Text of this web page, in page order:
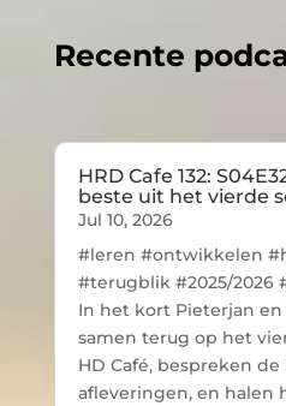
Recente
HRD Cafe 132:
beste uit het vierde
Jul 10, 2026
#leren #ontwikkelen
#terugblik #2025/2026
In het kort Pieterjan
samen terug op het
HD Café, bespreken
afleveringen, en halen